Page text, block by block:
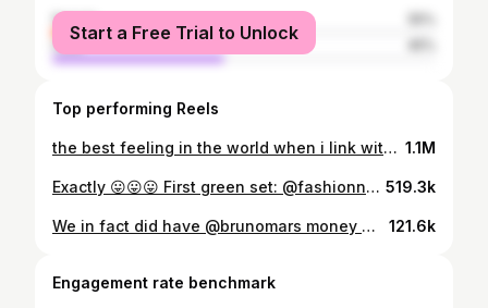
female
male
Start a Free Trial to Unlock
Top performing Reels
the best feeling in the world when i link with my girl @storyofuninda #besties 1.1M
Exactly 😛😛😛 First green set: @fashionnova Second green set: @bjswholesale . . . . . #sister #sisterlove #trendingreels #realsisters #relatable 519.3k
We in fact did have @brunomars money 🤪 . . : . . . . . . #arizona #concert #brunomars #reels #explore 121.6k
Engagement rate benchmark